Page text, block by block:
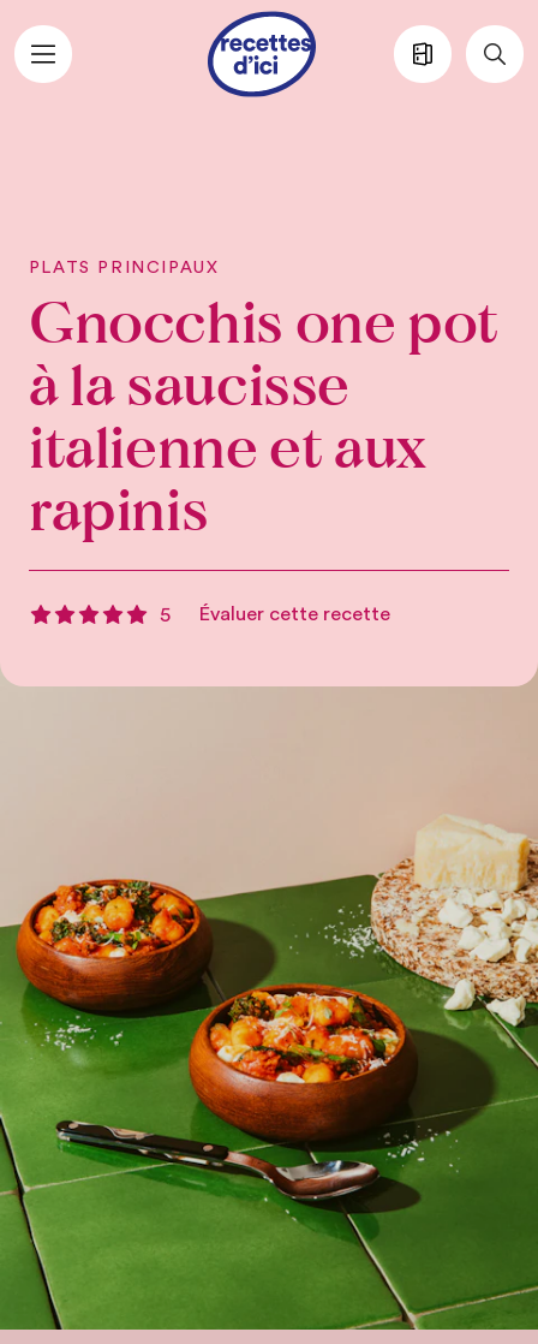
Aller au contenu principal
PLATS PRINCIPAUX
Gnocchis one pot
à la saucisse
italienne et aux
rapinis
5 Évaluer cette recette